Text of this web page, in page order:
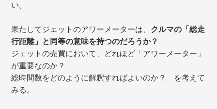
い。
果たしてジェットのアワーメーターは、 クルマの「総走
行距離」と同等の意味を持つのだろうか？
ジェットの売買において、どれほど「アワーメーター」
が重要なのか？
総時間数をどのように解釈すればよいのか？ を考えて
みる。